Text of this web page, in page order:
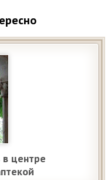
центре